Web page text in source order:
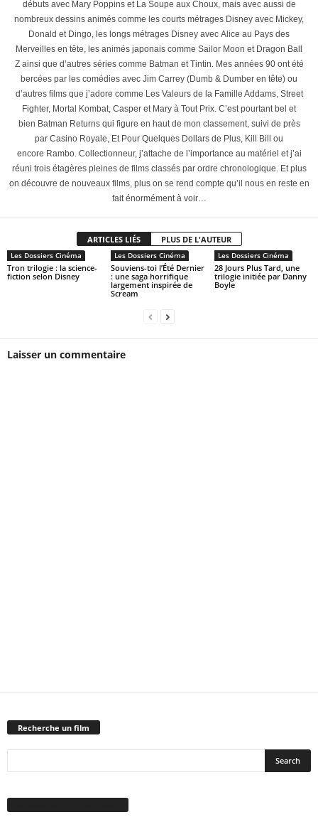
débuts avec Mary Poppins et La Soupe aux Choux, mais avec aussi de
nombreux dessins animés comme les courts métrages Disney avec Mickey,
Donald et Dingo, les longs métrages Disney avec Alice au Pays des
Merveilles en tête, les animés japonais comme Sailor Moon et Dragon Ball
Z ainsi que d’autres séries comme Batman et Tintin. Mes années 90 ont été
bercées par les comédies avec Jim Carrey (Dumb & Dumber en tête) ou
d’autres films que j’adore comme Les Valeurs de la Famille Addams, Street
Fighter, Mortal Kombat, Casper et Mary à Tout Prix. C’est pourtant bel et
bien Batman Returns qui figure en haut de mon classement, suivi de près
par Casino Royale, Et Pour Quelques Dollars de Plus, Kill Bill ou
encore Rambo. Collectionneur, j’attache de l’importance au matériel et j’ai
réuni trois étagères pleines de films classés par ordre chronologique. Et plus
on découvre de nouveaux films, plus on se rend compte qu’il nous en reste en
fait énormément à voir…
ARTICLES LIÉS PLUS DE L'AUTEUR
Les Dossiers Cinéma
Tron trilogie : la science-
fiction selon Disney
Les Dossiers Cinéma
Souviens-toi l’Été Dernier
: une saga horrifique
largement inspirée de
Scream
Les Dossiers Cinéma
28 Jours Plus Tard, une
trilogie initiée par Danny
Boyle
Laisser un commentaire
Recherche un film